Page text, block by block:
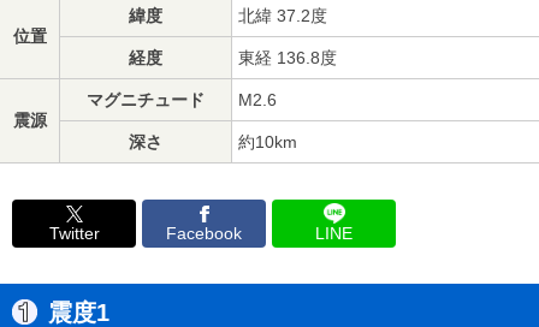
位置
緯度 北緯 37.2度
経度 東経 136.8度
震源
マグニチュード M2.6
深さ 約10km
Twitter Facebook LINE
震度1